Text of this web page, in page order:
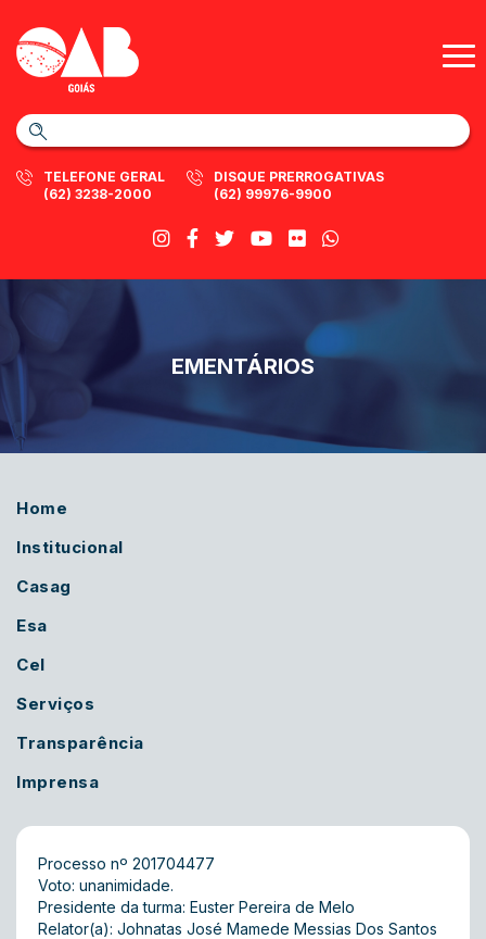
TELEFONE GERAL
(62) 3238-2000
DISQUE PRERROGATIVAS
(62) 99976-9900
EMENTÁRIOS
Home
Institucional
Casag
Esa
Cel
Serviços
Transparência
Imprensa
Processo nº 201704477
Voto: unanimidade.
Presidente da turma: Euster Pereira de Melo
Relator(a): Johnatas José Mamede Messias Dos Santos